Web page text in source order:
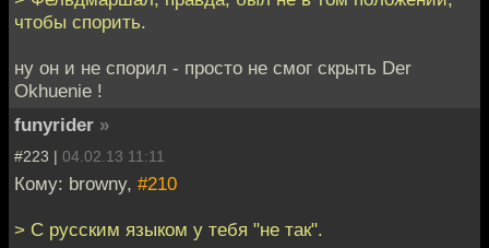
чтобы спорить.
ну он и не спорил - просто не смог скрыть Der
Okhuenie !
funyrider »
#223 | 04.02.13 11:11
Кому: browny, #210
> С русским языком у тебя "не так".